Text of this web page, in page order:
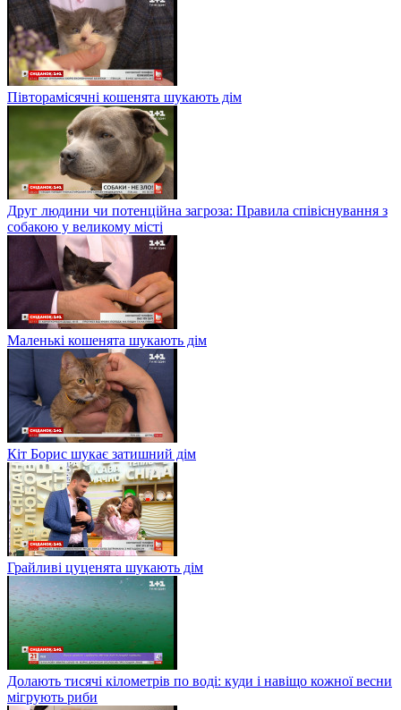
Півторамісячні кошенята шукають дім
Друг людини чи потенційна загроза: Правила співіснування з
собакою у великому місті
Маленькі кошенята шукають дім
Кіт Борис шукає затишний дім
Грайливі цуценята шукають дім
Долають тисячі кілометрів по воді: куди і навіщо кожної весни
мігрують риби